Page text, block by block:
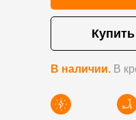
В наличии. В